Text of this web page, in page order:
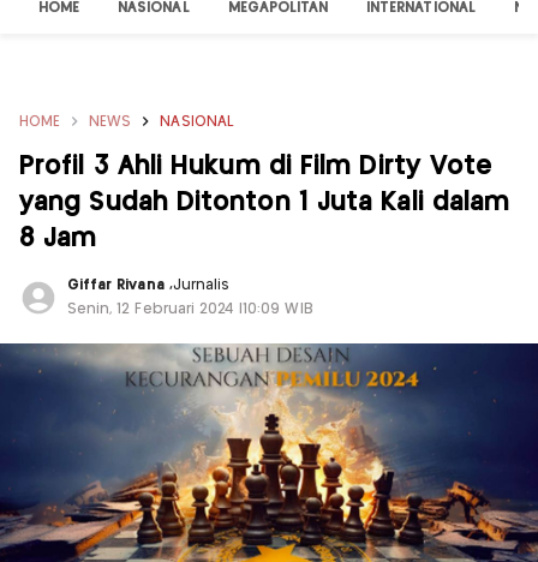
HOME NASIONAL MEGAPOLITAN INTERNATIONAL
HOME NEWS NASIONAL
Profil 3 Ahli Hukum di Film Dirty Vote
yang Sudah Ditonton 1 Juta Kali dalam
8 Jam
Giffar Rivana ,Jurnalis
Senin, 12 Februari 2024 |10:09 WIB